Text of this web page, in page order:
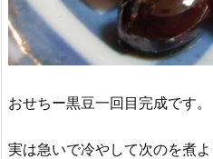
おせちー黒豆一回目完成です。
実は急いで冷やして次のを煮